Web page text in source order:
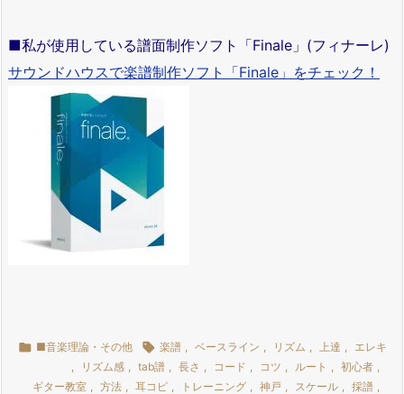
■私が使用している譜面制作ソフト「Finale」(フィナーレ)
サウンドハウスで楽譜制作ソフト「Finale」をチェック！
 ■音楽理論・その他  楽譜 ベースライン リズム 上達
エレキ
リズム感 tab譜 長さ コード コツ ルート 初心者
ギター教室
方法 耳コピ トレーニング 神戸 スケール 採譜